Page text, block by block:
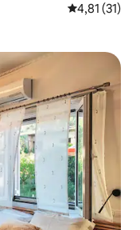
4,81 (31)